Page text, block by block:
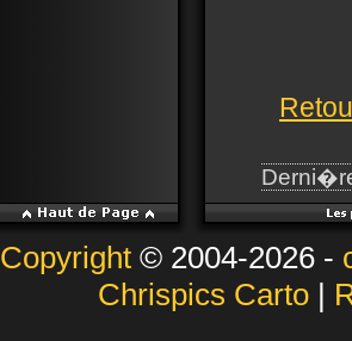
Copyright© 2004-2026 -
Chrispics Carto|